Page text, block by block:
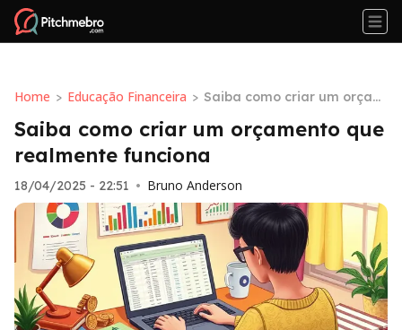
Home > Educação Financeira > Saiba como criar um orçam
a
Saiba como criar um orçamento que
realmente funciona
18/04/2025 - 22:51 • Bruno Anderson